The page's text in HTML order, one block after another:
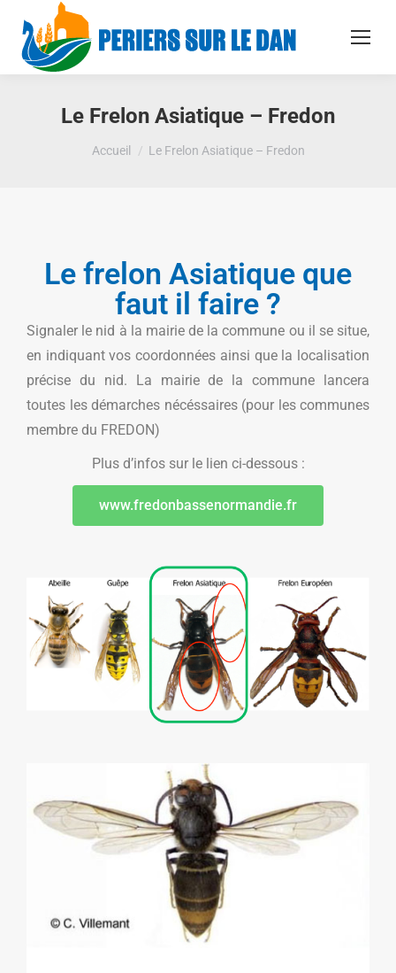
Le Frelon Asiatique – Fredon
Vous êtes ici :
Accueil Le Frelon Asiatique – Fredon
Le frelon Asiatique que
faut il faire ?
Signaler le nid à la mairie de la commune ou il se situe,
en indiquant vos coordonnées ainsi que la localisation
précise du nid. La mairie de la commune lancera
toutes les démarches nécéssaires (pour les communes
membre du FREDON)
Plus d’infos sur le lien ci-dessous :
www.fredonbassenormandie.fr